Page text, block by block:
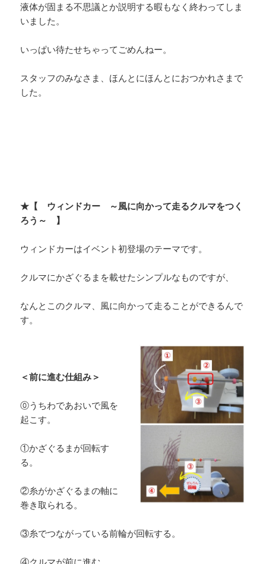
液体が固まる不思議とか説明する暇もなく終わってしま
いました。
いっぱい待たせちゃってごめんねー。
スタッフのみなさま、ほんとにほんとにおつかれさまで
した。
★【 ウィンドカー ～風に向かって走るクルマをつく
ろう～ 】
ウィンドカーはイベント初登場のテーマです。
クルマにかざぐるまを載せたシンプルなものですが、
なんとこのクルマ、風に向かって走ることができるんで
す。
＜前に進む仕組み＞
⓪うちわであおいで風を
起こす。
①かざぐるまが回転す
る。
②糸がかざぐるまの軸に
巻き取られる。
③糸でつながっている前輪が回転する。